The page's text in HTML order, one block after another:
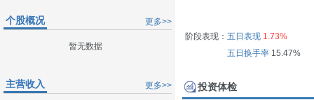
更多>>
个股概况
暂无数据
更多>>
主营收入
阶段表现： 五日表现 1.73%
五日换手率15.47%
投资体检